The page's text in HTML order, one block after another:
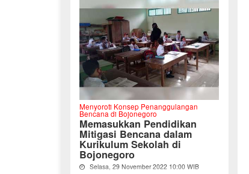
Menyoroti Konsep Penanggulangan
Bencana di Bojonegoro
Memasukkan Pendidikan
Mitigasi Bencana dalam
Kurikulum Sekolah di
Bojonegoro
Selasa, 29 November 2022 10:00 WIB